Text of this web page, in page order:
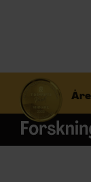
S
f
t